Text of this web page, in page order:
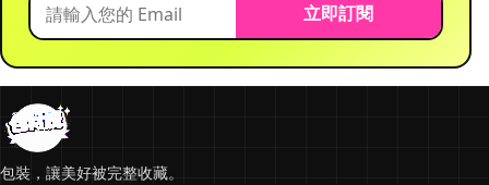
立即訂閱
包裝，讓美好被完整收藏。